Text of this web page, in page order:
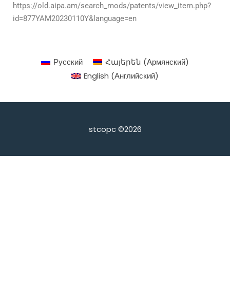
https://old.aipa.am/search_mods/patents/view_item.php?
id=877YAM20230110Y&language=en
stcopc ©2026
Русский Հայերեն (Армянский)
English (Английский)